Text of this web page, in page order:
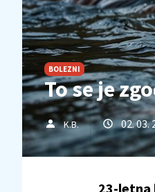
BOLEZNI
To se je
K.B. 02. 03.
23-letna